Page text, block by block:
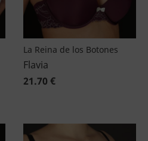
La Reina de los Botones
Flavia
21.70 €